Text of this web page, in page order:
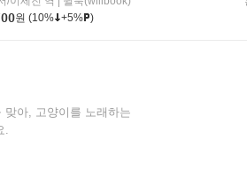
원 (10% +5% )
아, 고양이를 노래하는
.